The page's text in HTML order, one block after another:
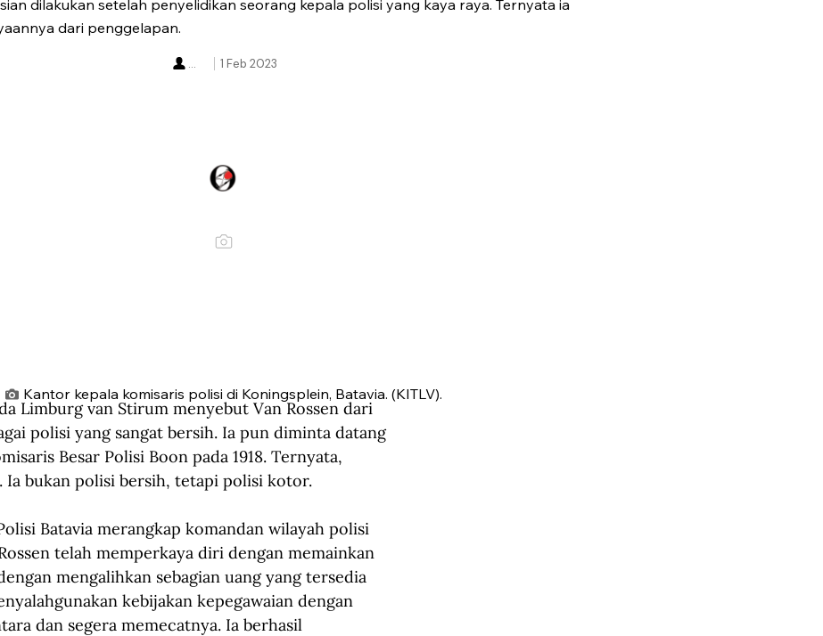
dilakukan setelah penyelidikan seorang kepala polisi yang kaya raya. Ternyata ia
dari penggelapan.
1 Feb 2023
...
Kantor kepala komisaris polisi di Koningsplein, Batavia. (KITLV).
Limburg van Stirum menyebut Van Rossen dari
polisi yang sangat bersih. Ia pun diminta datang
Besar Polisi Boon pada 1918. Ternyata,
bukan polisi bersih, tetapi polisi kotor.
Batavia merangkap komandan wilayah polisi
telah memperkaya diri dengan memainkan
mengalihkan sebagian uang yang tersedia
kebijakan kepegawaian dengan
dan segera memecatnya. Ia berhasil